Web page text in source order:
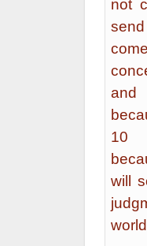
not
and
10
will